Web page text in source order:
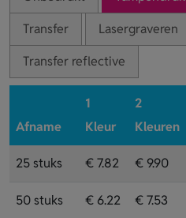
Transfer
Lasergraveren
Transfer reflective
Afname
1
Kleur
2
Kleuren
25 stuks € 7.82 € 9.90
50 stuks € 6.22 € 7.53